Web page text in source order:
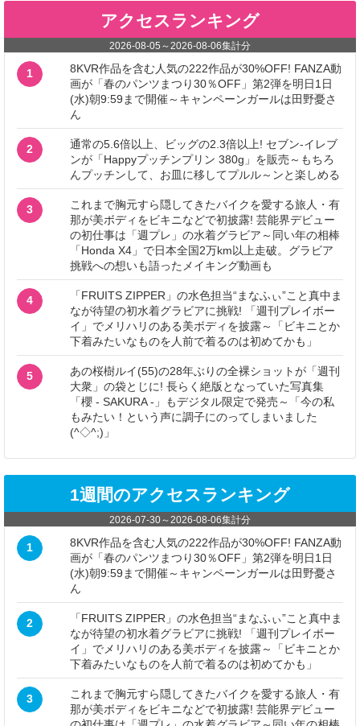
アクセスランキング
2026-08-05 ～ 2026-08-06集計分
1
8KVR作品を含む人気の222作品が30%OFF! FANZA動
画が「春のパンツまつり30％OFF」第2弾を明日1日
(水)朝9:59まで開催～キャンペーンガールは田野憂さ
ん
2
通常の5.6倍以上、ビッグの2.3倍以上! セブン‐イレブ
ンが「Happyプッチンプリン 380g」を販売～もちろ
んプッチンして、お皿に移してプルル～ンと楽しめる
3
これまで胸元すら隠してきたバイクを愛する旅人・有
那が美ボディをビキニなどで初披露! 芸能界デビュー
の初仕事は「週プレ」の水着グラビア～同い年の相棒
「Honda X4」で日本全国2万km以上走破。グラビア
挑戦への想いも語ったメイキング動画も
4
「FRUITS ZIPPER」の水色担当“まなふぃ”こと真中ま
なが待望の初水着グラビアに挑戦! 「週刊プレイボー
イ」でメリハリのある美ボディを披露～「ビキニとか
下着みたいなものを人前で着るのは初めてかも」
5
あの桜樹ルイ(55)の28年ぶりの全裸ショットが「週刊
大衆」の袋とじに! 長らく絶版となっていた写真集
「櫻 - SAKURA -」もデジタル限定で発売～「今の私
もみたい！という声に調子にのってしまいました
(^◇^;)」
1週間のアクセスランキング
2026-07-30～ 2026-08-06集計分
1
8KVR作品を含む人気の222作品が30%OFF! FANZA動
画が「春のパンツまつり30％OFF」第2弾を明日1日
(水)朝9:59まで開催～キャンペーンガールは田野憂さ
ん
2
「FRUITS ZIPPER」の水色担当“まなふぃ”こと真中ま
なが待望の初水着グラビアに挑戦! 「週刊プレイボー
イ」でメリハリのある美ボディを披露～「ビキニとか
下着みたいなものを人前で着るのは初めてかも」
3
これまで胸元すら隠してきたバイクを愛する旅人・有
那が美ボディをビキニなどで初披露! 芸能界デビュー